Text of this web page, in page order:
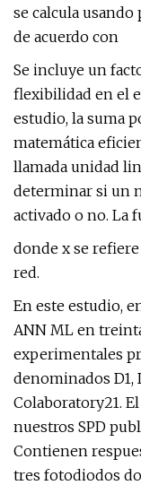
se calcula
de acuerdo con
Se incluye un
flexibilidad en el
estudio, la suma
matemática
llamada unidad
determinar si un
activado o no. La
donde x se
red.
En este estudio,
ANN ML en
experimentales
denominados D1,
Colaboratory21.
nuestros SPD
Contienen
tres fotodiodos